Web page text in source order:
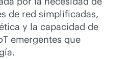
de red simplificadas,
y la capacidad de
emergentes que